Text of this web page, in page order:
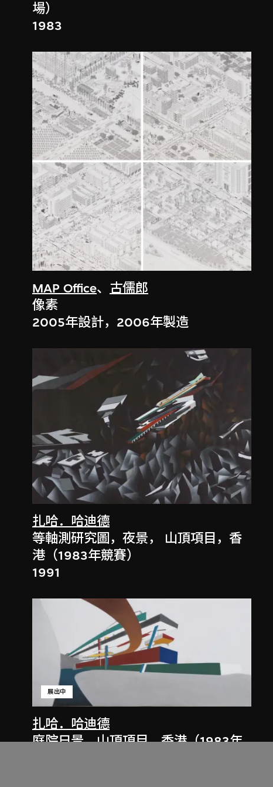
場）
1983
MAP Office、 古儒郎
像素
2005年設計，2006年製造
扎哈．哈迪德
等軸測研究圖，夜景， 山頂項目，香
港（1983年競賽）
1991
扎哈．哈迪德
展出中
庭院日景，山頂項目，香港（1983年